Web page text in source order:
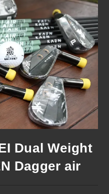
Dual Weight
Dagger air